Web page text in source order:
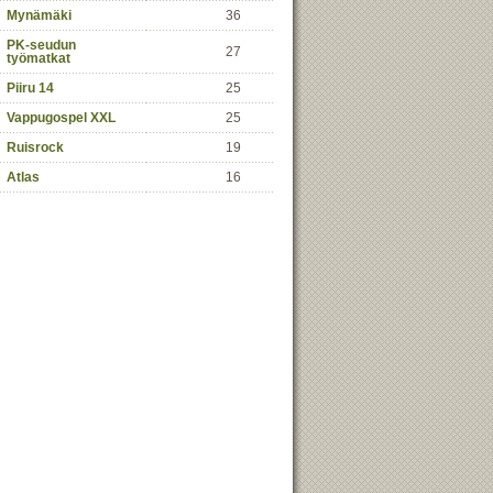
Mynämäki 36
PK-seudun
työmatkat
27
Piiru 14
25
Vappugospel XXL
25
Ruisrock
19
Atlas 16